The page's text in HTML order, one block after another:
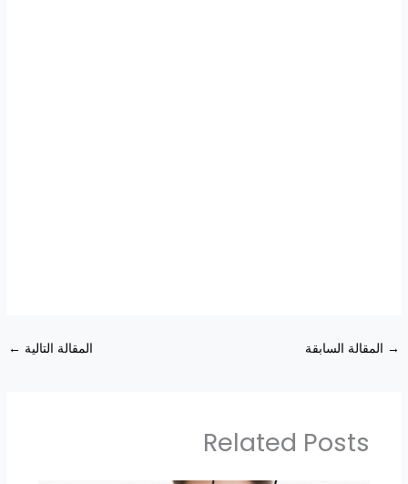
→ المقالة السابقة المقالة التالية ←
Related Posts